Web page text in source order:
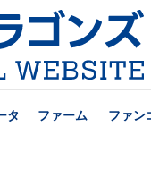
タ ファーム ファン